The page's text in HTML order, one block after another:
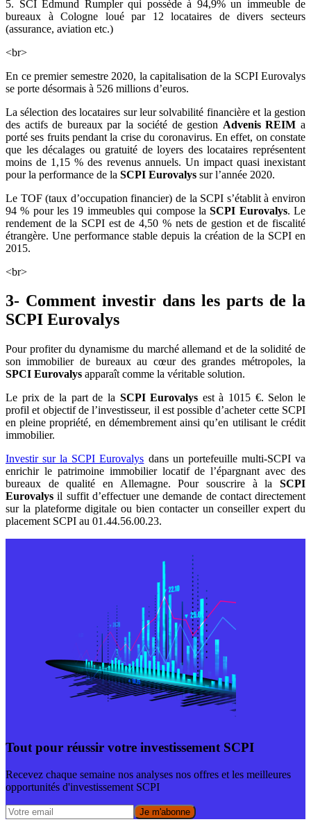
5. SCI Edmund Rumpler qui possède à 94,9% un immeuble de
bureaux à Cologne loué par 12 locataires de divers secteurs
(assurance, aviation etc.)
<br>
En ce premier semestre 2020, la capitalisation de la SCPI Eurovalys
se porte désormais à 526 millions d’euros.
La sélection des locataires sur leur solvabilité financière et la gestion
des actifs de bureaux par la société de gestion Advenis REIM a
porté ses fruits pendant la crise du coronavirus. En effet, on constate
que les décalages ou gratuité de loyers des locataires représentent
moins de 1,15 % des revenus annuels. Un impact quasi inexistant
pour la performance de la SCPI Eurovalys sur l’année 2020.
Le TOF (taux d’occupation financier) de la SCPI s’établit à environ
94 % pour les 19 immeubles qui compose laSCPI Eurovalys. Le
rendement de la SCPI est de 4,50 % nets de gestion et de fiscalité
étrangère. Une performance stable depuis la création de la SCPI en
2015.
<br>
3- Comment investir dans les parts de la
SCPI Eurovalys
Pour profiter du dynamisme du marché allemand et de la solidité de
son immobilier de bureaux au cœur des grandes métropoles, la
SPCI Eurovalys apparaît comme la véritable solution.
Le prix de la part de la SCPI Eurovalys est à 1015 €. Selon le
profil et objectif de l’investisseur, il est possible d’acheter cette SCPI
en pleine propriété, en démembrement ainsi qu’en utilisant le crédit
immobilier.
Investir sur la SCPI Eurovalys dans un portefeuille multi-SCPI va
enrichir le patrimoine immobilier locatif de l’épargnant avec des
bureaux de qualité en Allemagne. Pour souscrire à la SCPI
Eurovalys il suffit d’effectuer une demande de contact directement
sur la plateforme digitale ou bien contacter un conseiller expert du
placement SCPI au 01.44.56.00.23.
Tout pour réussir votre investissement SCPI
Recevez chaque semaine nos analyses nos offres et les meilleures
opportunités d'investissement SCPI
Je m'abonne